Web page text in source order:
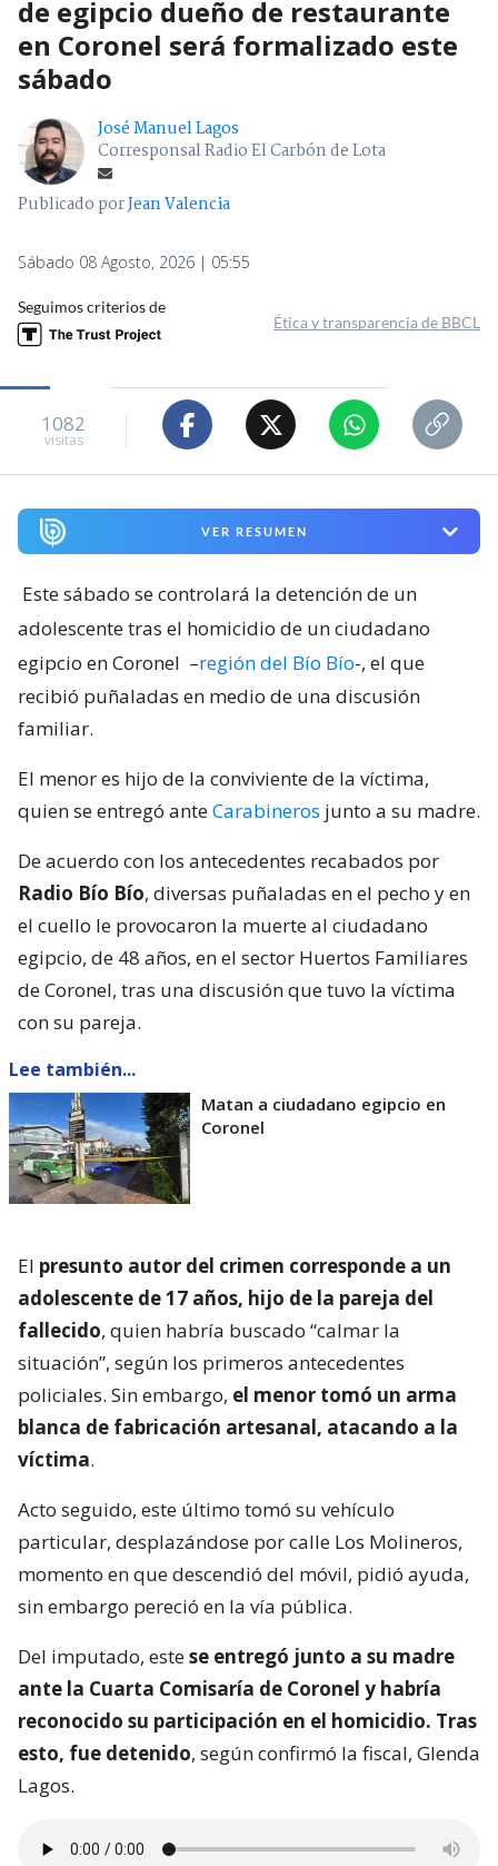
de egipcio dueño de restaurante
en Coronel será formalizado este
sábado
José Manuel Lagos
Corresponsal Radio El Carbón de Lota
Publicado porJean Valencia
Sábado 08 Agosto, 2026 | 05:55
Seguimos criterios de
Ética y transparencia de BBCL
1082
visitas
VER RESUMEN
Este sábado se controlará la detención de un
adolescente tras el homicidio de un ciudadano
egipcio en Coronel –región del Bío Bío-, el que
recibió puñaladas en medio de una discusión
familiar.
El menor es hijo de la conviviente de la víctima,
quien se entregó anteCarabineros junto a su madre.
De acuerdo con los antecedentes recabados por
Radio Bío Bío, diversas puñaladas en el pecho y en
el cuello le provocaron la muerte al ciudadano
egipcio, de 48 años, en el sector Huertos Familiares
de Coronel, tras una discusión que tuvo la víctima
con su pareja.
Lee también...
Matan a ciudadano egipcio en
Coronel
El presunto autor del crimen corresponde a un
adolescente de 17 años, hijo de la pareja del
fallecido, quien habría buscado “calmar la
situación”, según los primeros antecedentes
policiales. Sin embargo, el menor tomó un arma
blanca de fabricación artesanal, atacando a la
víctima.
Acto seguido, este último tomó su vehículo
particular, desplazándose por calle Los Molineros,
momento en que descendió del móvil, pidió ayuda,
sin embargo pereció en la vía pública.
Del imputado, estese entregó junto a su madre
ante la Cuarta Comisaría de Coronel y habría
reconocido su participación en el homicidio. Tras
esto, fue detenido, según confirmó la fiscal, Glenda
Lagos.